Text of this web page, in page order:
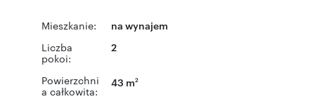
Mieszkanie: na wynajem
Liczba
pokoi:
2
Powierzchni
a całkowita:
43 m2